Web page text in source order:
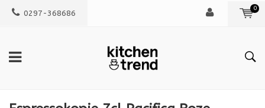
0297-368686
0